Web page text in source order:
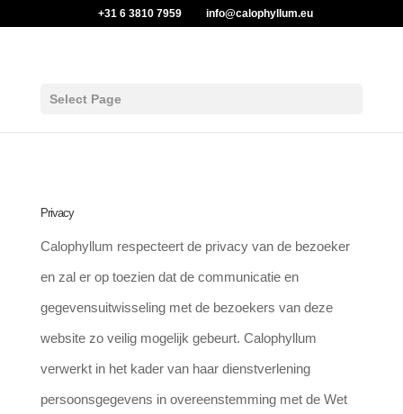
+31 6 3810 7959 info@calophyllum.eu
Select Page
Privacy
Calophyllum respecteert de privacy van de bezoeker
en zal er op toezien dat de communicatie en
gegevensuitwisseling met de bezoekers van deze
website zo veilig mogelijk gebeurt. Calophyllum
verwerkt in het kader van haar dienstverlening
persoonsgegevens in overeenstemming met de Wet